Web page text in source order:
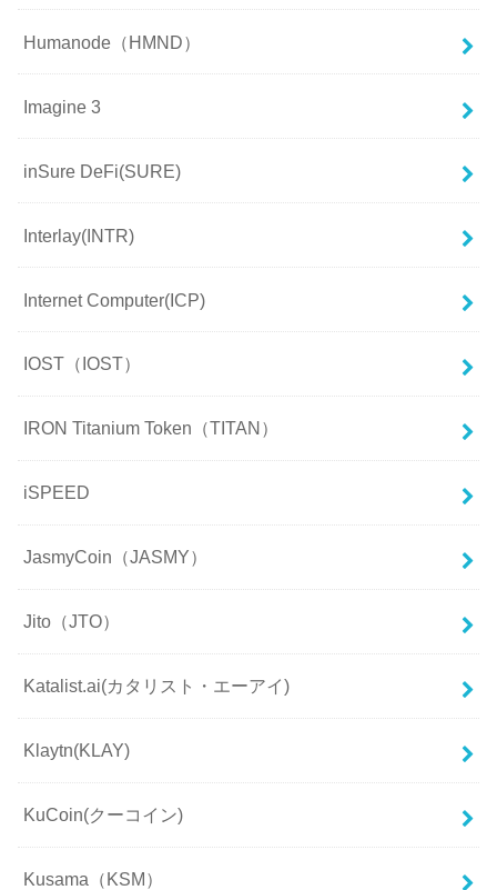
Humanode（HMND）
Imagine 3
inSure DeFi(SURE)
Interlay(INTR)
Internet Computer(ICP)
IOST（IOST）
IRON Titanium Token（TITAN）
iSPEED
JasmyCoin（JASMY）
Jito（JTO）
Katalist.ai(カタリスト・エーアイ)
Klaytn(KLAY)
KuCoin(クーコイン)
Kusama（KSM）